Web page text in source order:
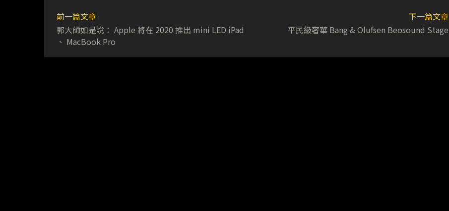
前一篇文章
郭大師如是說： Apple 將在 2020 推出 mini LED iPad
、 MacBook Pro
下一篇文章
平民級奢華 Bang & Olufsen Beosound Stage